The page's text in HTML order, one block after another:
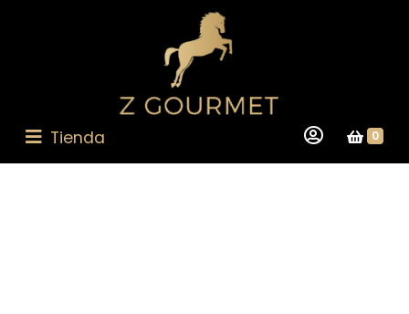
Tienda 0